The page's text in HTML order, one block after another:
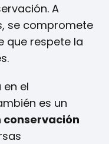
A
se compromete
que respete la
el
es un